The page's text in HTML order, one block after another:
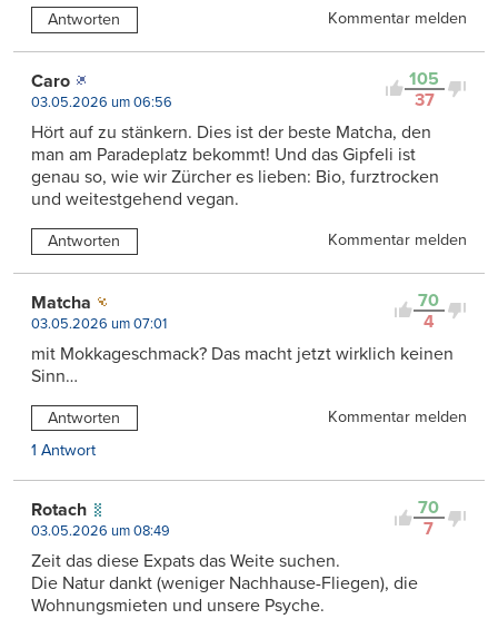
Antworten Kommentar melden
105
37
Caro
03.05.2026 um 06:56
Hört auf zu stänkern. Dies ist der beste Matcha, den
man am Paradeplatz bekommt! Und das Gipfeli ist
genau so, wie wir Zürcher es lieben: Bio, furztrocken
und weitestgehend vegan.
Antworten Kommentar melden
70
4
Matcha
03.05.2026 um 07:01
mit Mokkageschmack? Das macht jetzt wirklich keinen
Sinn…
Antworten
Kommentar melden
1 Antwort
70
7
Rotach
03.05.2026 um 08:49
Zeit das diese Expats das Weite suchen.
Die Natur dankt (weniger Nachhause-Fliegen), die
Wohnungsmieten und unsere Psyche.